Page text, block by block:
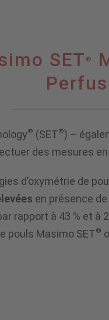
SET ®
® (SET®) –
des mesures
d’oxymétrie de
en présence
rapport à 43 % et
pouls Masimo SET®